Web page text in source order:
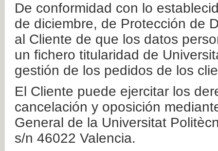
De conformidad con lo
de diciembre, de Protección de
al Cliente de que los datos
un fichero titularidad de
gestión de los pedidos de los
El Cliente puede ejercitar los
cancelación y oposición
General de la Universitat
s/n 46022 Valencia.